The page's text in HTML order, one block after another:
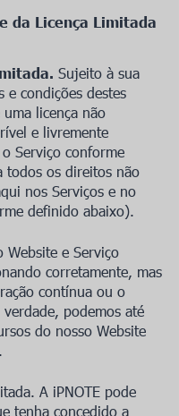
da Licença Limitada
Sujeito à sua
e condições destes
licença não
e livremente
Serviço conforme
todos os direitos não
nos Serviços e no
definido abaixo).
Website e Serviço
corretamente, mas
contínua ou o
podemos até
do nosso Website
A iPNOTE pode
tenha concedido a